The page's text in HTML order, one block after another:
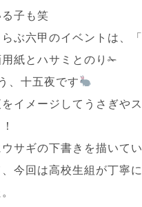
子も笑
ぶ六甲のイベントは、
紙とハサミとのり✁
、十五夜です
イメージしてうさぎや
サギの下書きを描いてい
今回は高校生組が丁寧